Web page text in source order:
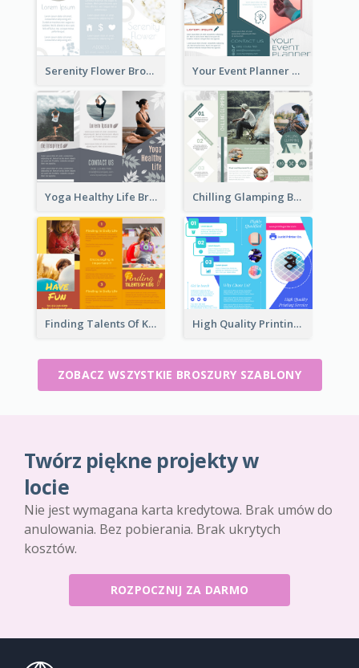
Serenity Flower Brochure Your Event Planner Brochure
Yoga Healthy Life Brochure Chilling Glamping Brochure
Finding Talents Of Kids Brochure High Quality Printing Service Brochure
ZOBACZ WSZYSTKIE BROSZURY SZABLONY
Twórz piękne projekty w
locie
Nie jest wymagana karta kredytowa. Brak umów do
anulowania. Bez pobierania. Brak ukrytych
kosztów.
ROZPOCZNIJ ZA DARMO